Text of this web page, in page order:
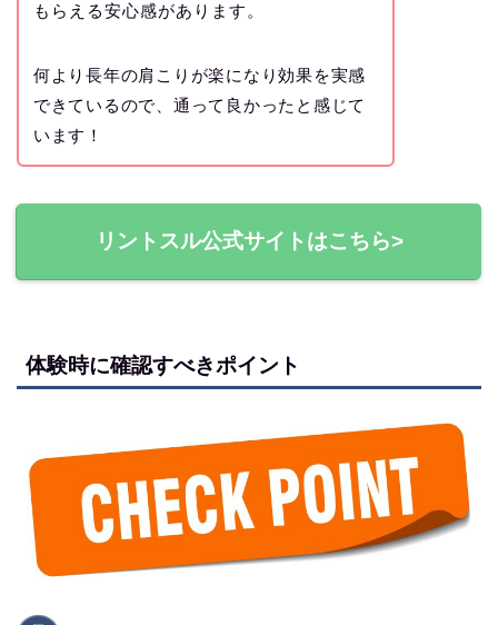
もらえる安心感があります。
何より長年の肩こりが楽になり効果を実感
できているので、通って良かったと感じて
います！
リントスル公式サイトはこちら>
体験時に確認すべきポイント